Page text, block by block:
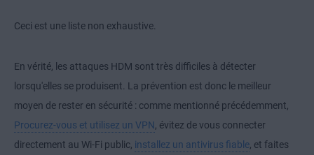
Ceci est une liste non exhaustive.
En vérité, les attaques HDM sont très difficiles à détecter
lorsqu'elles se produisent. La prévention est donc le meilleur
moyen de rester en sécurité : comme mentionné précédemment,
Procurez-vous et utilisez un VPN, évitez de vous connecter
directement au Wi-Fi public, installez un antivirus fiable, et faites